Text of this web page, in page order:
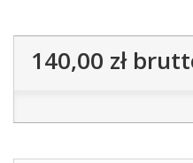
140,00 zł